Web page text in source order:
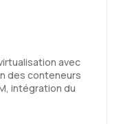
Le 06/05/2026
avec
des conteneurs
intégration du